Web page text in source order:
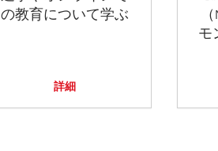
の教育について学ぶ
詳細
モ